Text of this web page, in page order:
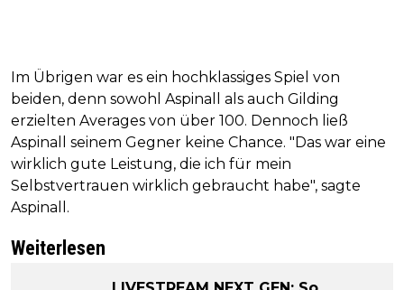
Im Übrigen war es ein hochklassiges Spiel von
beiden, denn sowohl Aspinall als auch Gilding
erzielten Averages von über 100. Dennoch ließ
Aspinall seinem Gegner keine Chance. "Das war eine
wirklich gute Leistung, die ich für mein
Selbstvertrauen wirklich gebraucht habe", sagte
Aspinall.
Weiterlesen